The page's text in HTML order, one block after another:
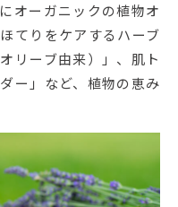
オーガニックの植物オ
てりをケアするハーブ
リーブ由来）」、肌ト
ー」など、植物の恵み